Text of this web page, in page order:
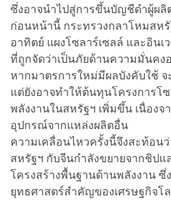
ซึ่งอาจนำไปสู่การขึ้นบัญชีดำผู้ผลิ
ก่อนหน้านี้ กระทรวงกลาโหมสห
อาทิตย์ แผงโซลาร์เซลล์ และอินเ
ที่ถูกจัดว่าเป็นภัยด้านความมั่นคง
หากมาตรการใหม่มีผลบังคับใช้ จ
แต่ยังอาจทำให้ต้นทุนโครงการโ
พลังงานในสหรัฐฯ เพิ่มขึ้น เนื่องจ
อุปกรณ์จากแหล่งผลิตอื่น
ความเคลื่อนไหวครั้งนี้จึงสะท้อน
สหรัฐฯ กับจีนกำลังขยายจากชิป
โครงสร้างพื้นฐานด้านพลังงาน ซึ่
ยุทธศาสตร์สำคัญของเศรษฐกิจโ